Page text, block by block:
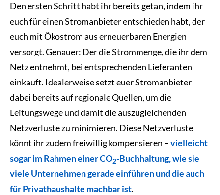
Den ersten Schritt habt ihr bereits getan, indem ihr
euch für einen Stromanbieter entschieden habt, der
euch mit Ökostrom aus erneuerbaren Energien
versorgt. Genauer: Der die Strommenge, die ihr dem
Netz entnehmt, bei entsprechenden Lieferanten
einkauft. Idealerweise setzt euer Stromanbieter
dabei bereits auf regionale Quellen, um die
Leitungswege und damit die auszugleichenden
Netzverluste zu minimieren. Diese Netzverluste
könnt ihr zudem freiwillig kompensieren –vielleicht
sogar im Rahmen einer CO2-Buchhaltung, wie sie
viele Unternehmen gerade einführen und die auch
für Privathaushalte machbar ist.